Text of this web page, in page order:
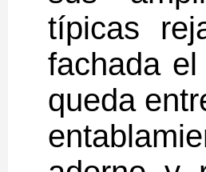
típicas
fachada
queda